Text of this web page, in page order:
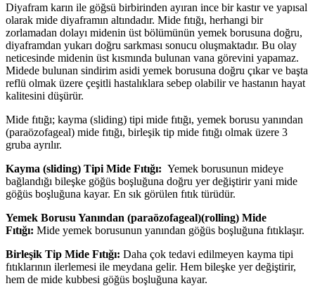
Diyafram karın ile göğsü birbirinden ayıran ince bir kastır ve yapısal
olarak mide diyaframın altındadır. Mide fıtığı, herhangi bir
zorlamadan dolayı midenin üst bölümünün yemek borusuna doğru,
diyaframdan yukarı doğru sarkması sonucu oluşmaktadır. Bu olay
neticesinde midenin üst kısmında bulunan vana görevini yapamaz.
Midede bulunan sindirim asidi yemek borusuna doğru çıkar ve başta
reflü olmak üzere çeşitli hastalıklara sebep olabilir ve hastanın hayat
kalitesini düşürür.
Mide fıtığı; kayma (sliding) tipi mide fıtığı, yemek borusu yanından
(paraözofageal) mide fıtığı, birleşik tip mide fıtığı olmak üzere 3
gruba ayrılır.
Kayma (sliding) Tipi Mide Fıtığı: Yemek borusunun mideye
bağlandığı bileşke göğüs boşluğuna doğru yer değiştirir yani mide
göğüs boşluğuna kayar. En sık görülen fıtık türüdür.
Yemek Borusu Yanından (paraözofageal)(rolling) Mide
Fıtığı: Mide yemek borusunun yanından göğüs boşluğuna fıtıklaşır.
Birleşik Tip Mide Fıtığı: Daha çok tedavi edilmeyen kayma tipi
fıtıklarının ilerlemesi ile meydana gelir. Hem bileşke yer değiştirir,
hem de mide kubbesi göğüs boşluğuna kayar.